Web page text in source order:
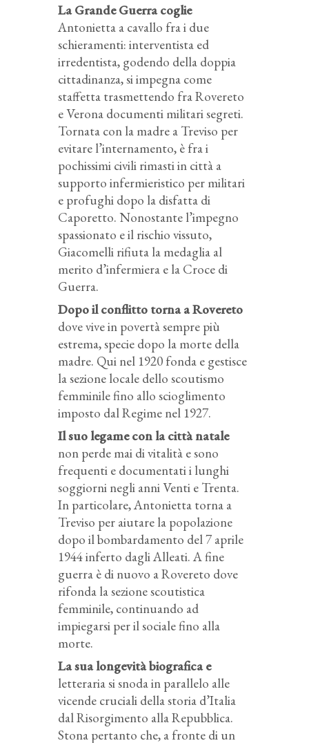
La Grande Guerra coglie
Antonietta a cavallo fra i due
schieramenti: interventista ed
irredentista, godendo della doppia
cittadinanza, si impegna come
staffetta trasmettendo fra Rovereto
e Verona documenti militari segreti.
Tornata con la madre a Treviso per
evitare l’internamento, è fra i
pochissimi civili rimasti in città a
supporto infermieristico per militari
e profughi dopo la disfatta di
Caporetto. Nonostante l’impegno
spassionato e il rischio vissuto,
Giacomelli rifiuta la medaglia al
merito d’infermiera e la Croce di
Guerra.
Dopo il conflitto torna a Rovereto
dove vive in povertà sempre più
estrema, specie dopo la morte della
madre. Qui nel 1920 fonda e gestisce
la sezione locale dello scoutismo
femminile fino allo scioglimento
imposto dal Regime nel 1927.
Il suo legame con la città natale
non perde mai di vitalità e sono
frequenti e documentati i lunghi
soggiorni negli anni Venti e Trenta.
In particolare, Antonietta torna a
Treviso per aiutare la popolazione
dopo il bombardamento del 7 aprile
1944 inferto dagli Alleati. A fine
guerra è di nuovo a Rovereto dove
rifonda la sezione scoutistica
femminile, continuando ad
impiegarsi per il sociale fino alla
morte.
La sua longevità biografica e
letteraria si snoda in parallelo alle
vicende cruciali della storia d’Italia
dal Risorgimento alla Repubblica.
Stona pertanto che, a fronte di un